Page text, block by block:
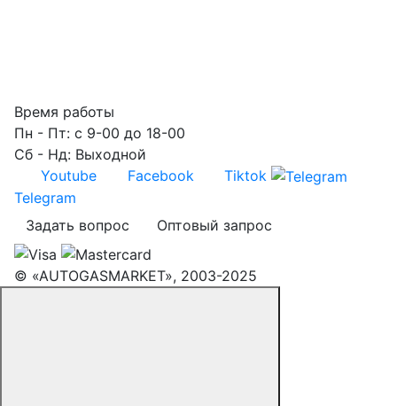
Время работы
Пн - Пт: с 9-00 до 18-00
Сб - Нд: Выходной
Youtube
Facebook
Tiktok
Telegram
Задать вопрос
Оптовый запрос
© «AUTOGASMARKET», 2003-2025